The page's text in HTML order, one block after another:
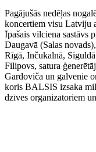
Pagājušās nedēļas
koncertiem visu Latviju
Īpašais vilciena sastāvs
Daugavā (Salas
Rīgā, Inčukalnā,
Filipovs, satura
Gardoviča un galvenie
koris BALSIS izsaka
dzīves organizatoriem